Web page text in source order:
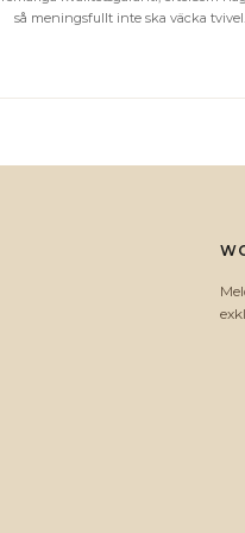
så meningsfullt inte ska väcka tvivel.